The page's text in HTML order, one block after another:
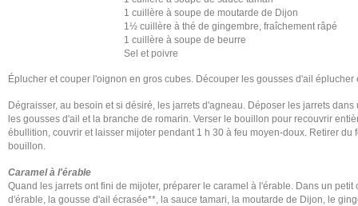
1 cuillère à soupe de moutarde de Dijon
1½ cuillère à thé de gingembre, fraîchement râpé
1 cuillère à soupe de beurre
Sel et poivre
Éplucher et couper l'oignon en gros cubes. Découper les gousses d'ail éplucher
Dégraisser, au besoin et si désiré, les jarrets d'agneau. Déposer les jarrets
les gousses d'ail et la branche de romarin. Verser le bouillon pour recouvrir
ébullition, couvrir et laisser mijoter pendant 1 h 30 à feu moyen-doux. Retirer du
bouillon.
Caramel à l'érable
Quand les jarrets ont fini de mijoter, préparer le caramel à l'érable. Dans un
d'érable, la gousse d'ail écrasée**, la sauce tamari, la moutarde de Dijon, le